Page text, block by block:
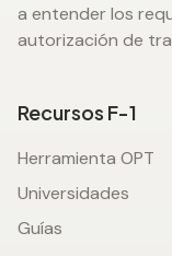
a entender los
autorización de
Recursos F-1
Herramienta OPT
Universidades
Guías